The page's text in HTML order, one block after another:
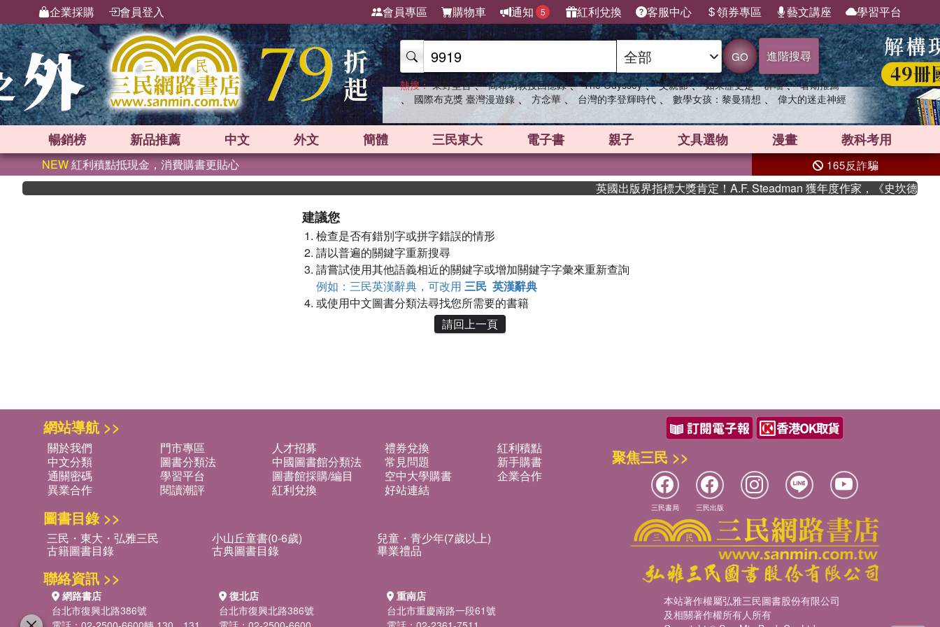
企業採購 會員登入 會員專區 購物車 通知 5 紅利兌換 客服中心 領券專區 藝文講座 學習平台
GO 進階搜尋
熱搜： 東野圭吾 、 高希均教授回憶錄 、 The Odyssey 、 父親節 、 如果歷史是一群喵 、 暑期推薦
、 國際布克獎 臺灣漫遊錄 、 方念華 、 台灣的李登輝時代 、 數學女孩：黎曼猜想 、 偉大的迷走神經
暢銷榜 新品推薦 中文 外文 簡體 三民東大 電子書 親子 文具選物 漫畫 教科考用
NEW紅利積點抵現金，消費購書更貼心 165反詐騙
英國出版界指標大獎肯定！A.F. Steadman 獲年度作家，《史坎德》系
建議您
檢查是否有錯別字或拼字錯誤的情形
請以普遍的關鍵字重新搜尋
請嘗試使用其他語義相近的關鍵字或增加關鍵字字彙來重新查詢
例如：三民英漢辭典，可改用 三民 英漢辭典
或使用中文圖書分類法尋找您所需要的書籍
請回上一頁
網站導航 >>
關於我們 門市專區 人才招募 禮券兌換
紅利積點
中文分類
圖書分類法 中國圖書館分類法 常見問題
新手購書
通關密碼
學習平台 圖書館採購/編目 空中大學購書
企業合作
異業合作
閱讀潮評 紅利兌換 好站連結
圖書目錄 >>
三民・東大・弘雅三民 小山丘童書(0-6歲) 兒童・青少年(7歲以上)
古籍圖書目錄 古典圖書目錄 畢業禮品
聯絡資訊 >>
網路書店
台北市復興北路386號
復北店
台北市復興北路386號
重南店
台北市重慶南路一段61號
聚焦三民 >>
三民書局 三民出版
本站著作權屬弘雅三民圖書股份有限公司
及相關著作權所有人所有